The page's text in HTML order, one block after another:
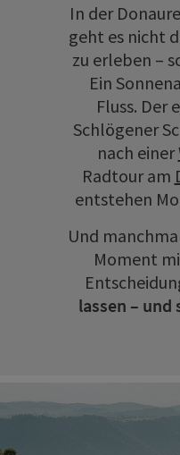
In der
geht es nicht
zu erleben –
Ein
Fluss. Der
Schlögener
nach einer
Radtour am
entstehen
Und
Moment
lassen – und